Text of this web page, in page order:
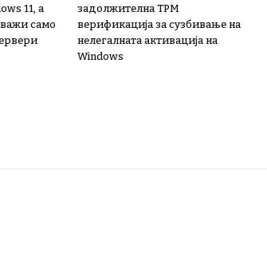
11, а
само
задолжителна TPM
верификација за сузбивање на
нелегалната активација на
Windows